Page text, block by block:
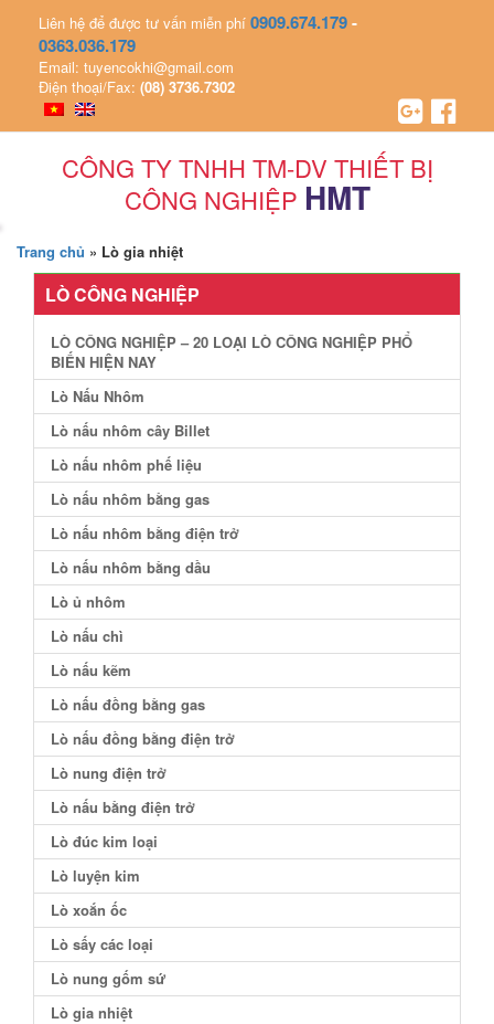
Liên hệ để được tư vấn miễn phí 0909.674.179-
0363.036.179
Email: tuyencokhi@gmail.com
Điện thoại/Fax: (08) 3736.7302
CÔNG TY TNHH TM-DV THIẾT BỊ
CÔNG NGHIỆP HMT
Trang chủ » Lò gia nhiệt
LÒ CÔNG NGHIỆP
LÒ CÔNG NGHIỆP – 20 LOẠI LÒ CÔNG NGHIỆP PHỔ
BIẾN HIỆN NAY
Lò Nấu Nhôm
Lò nấu nhôm cây Billet
Lò nấu nhôm phế liệu
Lò nấu nhôm bằng gas
Lò nấu nhôm bằng điện trở
Lò nấu nhôm bằng dầu
Lò ủ nhôm
Lò nấu chì
Lò nấu kẽm
Lò nấu đồng bằng gas
Lò nấu đồng bằng điện trở
Lò nung điện trở
Lò nấu bằng điện trở
Lò đúc kim loại
Lò luyện kim
Lò xoắn ốc
Lò sấy các loại
Lò nung gốm sứ
Lò gia nhiệt